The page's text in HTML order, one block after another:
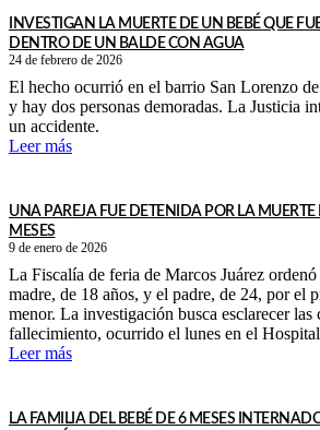
INVESTIGAN LA MUERTE DE UN BEBÉ QUE
DENTRO DE UN BALDE CON AGUA
24 de febrero de 2026
El hecho ocurrió en el barrio San Lorenzo
y hay dos personas demoradas. La Justicia
un accidente.
Leer más
UNA PAREJA FUE DETENIDA POR LA MUERTE
MESES
9 de enero de 2026
La Fiscalía de feria de Marcos Juárez
madre, de 18 años, y el padre, de 24, por el
menor. La investigación busca esclarecer las
fallecimiento, ocurrido el lunes en el
Leer más
LA FAMILIA DEL BEBÉ DE 6 MESES